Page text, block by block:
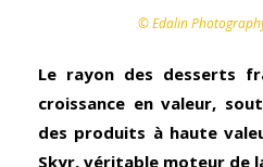
© Edalin
Le rayon des desserts
croissance en valeur,
des produits à haute
Skyr, véritable moteur de